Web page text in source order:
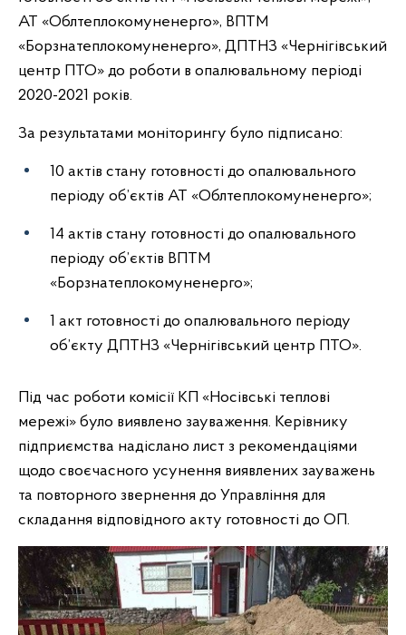
АТ «Облтеплокомуненерго», ВПТМ
«Борзнатеплокомуненерго», ДПТНЗ «Чернігівський
центр ПТО» до роботи в опалювальному періоді
2020-2021 років.
За результатами моніторингу було підписано:
10 актів стану готовності до опалювального
періоду об’єктів АТ «Облтеплокомуненерго»;
14 актів стану готовності до опалювального
періоду об’єктів ВПТМ
«Борзнатеплокомуненерго»;
1 акт готовності до опалювального періоду
об’єкту ДПТНЗ «Чернігівський центр ПТО».
Під час роботи комісії КП «Носівські теплові
мережі» було виявлено зауваження. Керівнику
підприємства надіслано лист з рекомендаціями
щодо своєчасного усунення виявлених зауважень
та повторного звернення до Управління для
складання відповідного акту готовності до ОП.